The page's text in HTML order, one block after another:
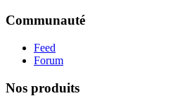
Communauté
Feed
Forum
Nos produits